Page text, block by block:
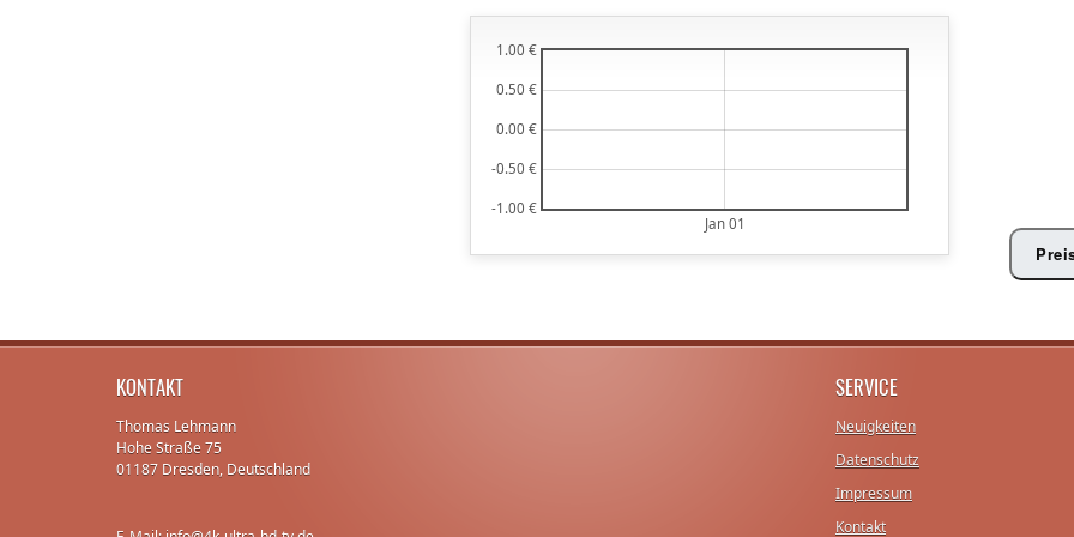
Jan 01
-1.00 €
-0.50 €
0.00 €
0.50 €
1.00 €
KONTAKT
Thomas Lehmann
Hohe Straße 75
01187 Dresden, Deutschland
SERVICE
Neuigkeiten
Datenschutz
Impressum
Kontakt